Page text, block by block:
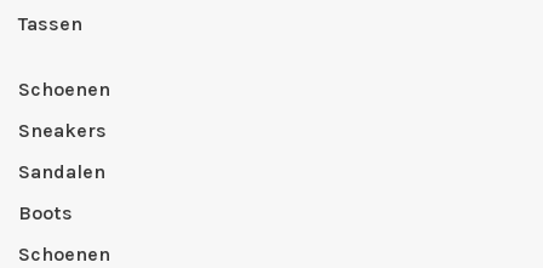
Tassen
Schoenen
Sneakers
Sandalen
Boots
Schoenen